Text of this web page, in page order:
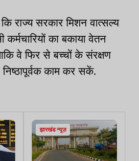
राज्य सरकार मिशन वात्सल्य
का बकाया वेतन
वे फिर से बच्चों के संरक्षण
काम कर सकें.
झारखंड न्यूज़